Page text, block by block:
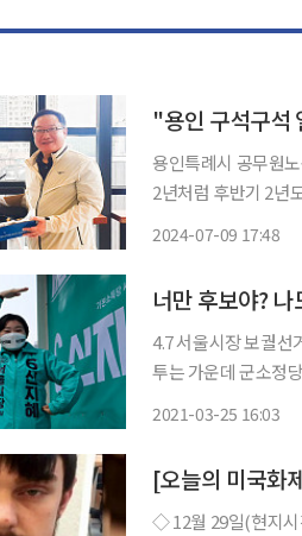
용인특례시 공무원
2년처럼 후반기 2년도 열
2024-07-09 17:48
너만 후보야?
4.7 서울시장 보궐선
투는 가운데 군소정
2021-03-25 16:03
[오늘의 미국화
◇ 12월 29일(현지시간) 구글 ‘인